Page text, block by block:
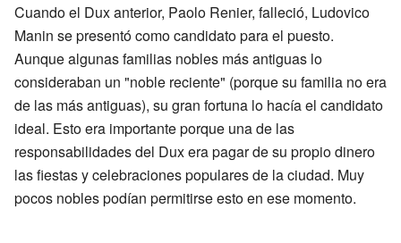
Cuando el Dux anterior, Paolo Renier, falleció, Ludovico
Manin se presentó como candidato para el puesto.
Aunque algunas familias nobles más antiguas lo
consideraban un "noble reciente" (porque su familia no era
de las más antiguas), su gran fortuna lo hacía el candidato
ideal. Esto era importante porque una de las
responsabilidades del Dux era pagar de su propio dinero
las fiestas y celebraciones populares de la ciudad. Muy
pocos nobles podían permitirse esto en ese momento.